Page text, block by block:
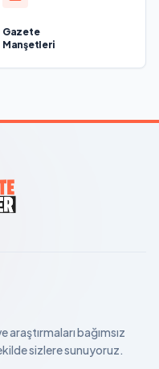
Gazete
Manşetleri
bağımsız
sizlere sunuyoruz.